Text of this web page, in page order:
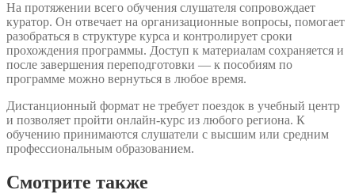
На протяжении всего обучения слушателя сопровождает
куратор. Он отвечает на организационные вопросы, помогает
разобраться в структуре курса и контролирует сроки
прохождения программы. Доступ к материалам сохраняется и
после завершения переподготовки — к пособиям по
программе можно вернуться в любое время.
Дистанционный формат не требует поездок в учебный центр
и позволяет пройти онлайн-курс из любого региона. К
обучению принимаются слушатели с высшим или средним
профессиональным образованием.
Смотрите также